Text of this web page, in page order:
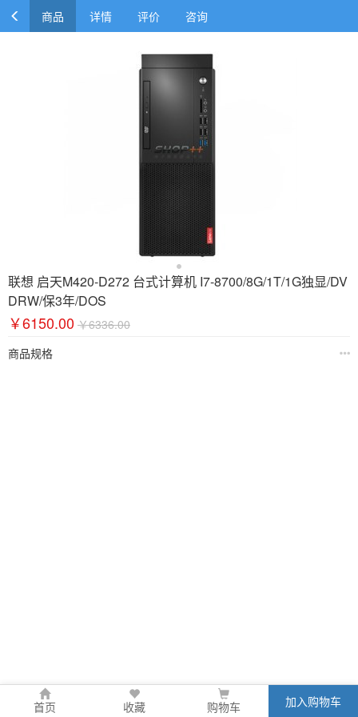
商品 详情 评价 咨询
联想 启天M420-D272 台式计算机 I7-8700/8G/1T/1G独显/DV
DRW/保3年/DOS
￥6150.00 ￥6336.00
商品规格
首页 收藏 购物车 加入购物车